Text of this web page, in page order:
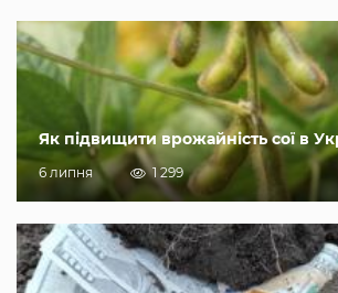
Як підвищити врожайність сої в
6 липня 1 299